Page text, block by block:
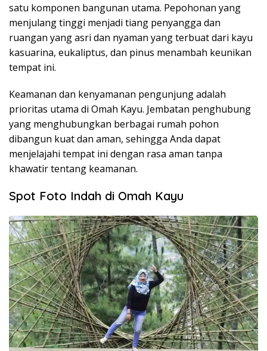
satu komponen bangunan utama. Pepohonan yang
menjulang tinggi menjadi tiang penyangga dan
ruangan yang asri dan nyaman yang terbuat dari kayu
kasuarina, eukaliptus, dan pinus menambah keunikan
tempat ini.
Keamanan dan kenyamanan pengunjung adalah
prioritas utama di Omah Kayu. Jembatan penghubung
yang menghubungkan berbagai rumah pohon
dibangun kuat dan aman, sehingga Anda dapat
menjelajahi tempat ini dengan rasa aman tanpa
khawatir tentang keamanan.
Spot Foto Indah di Omah Kayu